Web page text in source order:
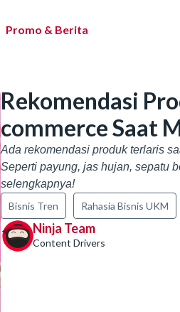
Promo & Berita
Rekomendasi
commerce Saat
Ada rekomendasi produk terlaris
Seperti payung, jas hujan, sepatu
selengkapnya!
Bisnis Tren
Rahasia Bisnis UKM
Ninja Team
Content Drivers